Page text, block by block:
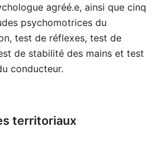
agréé.e, ainsi que cinq
psychomotrices du
test de réflexes, test de
de stabilité des mains et test
conducteur.
territoriaux